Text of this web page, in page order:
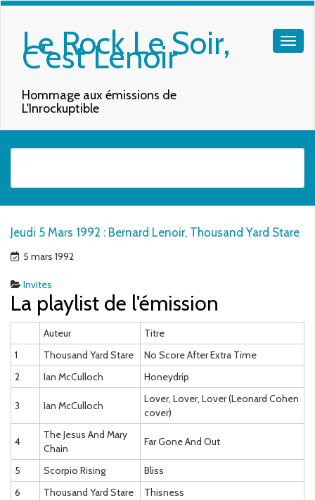
Le Rock Le Soir,
C'est Lenoir
Hommage aux émissions de
L'Inrockuptible
Jeudi 5 Mars 1992 : Bernard Lenoir, Thousand Yard Stare
5 mars 1992
Invites
La playlist de l'émission
Auteur
Titre
1
Thousand Yard Stare
No Score After Extra Time
2
Ian McCulloch Honeydrip
3 Ian McCulloch
Lover, Lover, Lover (Leonard Cohen
cover)
4
The Jesus And Mary
Chain
Far Gone And Out
5 Scorpio Rising
Bliss
6
Thousand Yard Stare
Thisness